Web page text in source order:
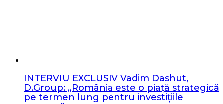
INTERVIU EXCLUSIV Vadim Dashut,
D.Group: „România este o piață strategică
pe termen lung pentru investițiile